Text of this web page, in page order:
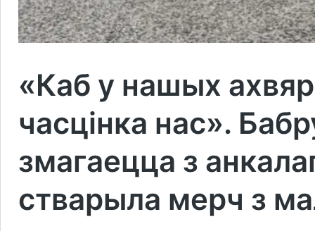
«Каб у нашых
часцінка нас».
змагаецца з
стварыла мерч з